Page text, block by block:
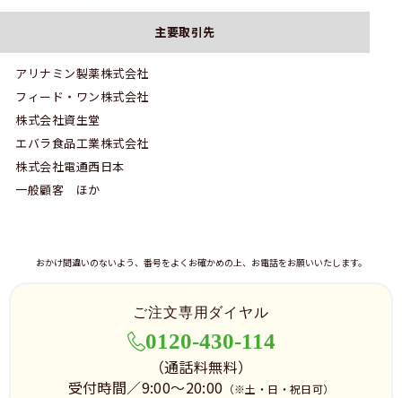
主要取引先
アリナミン製薬株式会社
フィード・ワン株式会社
株式会社資生堂
エバラ食品工業株式会社
株式会社電通西日本
一般顧客 ほか
おかけ間違いのないよう、番号をよくお確かめの上、お電話をお願いいたします。
ご注文専用ダイヤル
0120-430-114
（通話料無料）
受付時間／9:00～20:00 （※土・日・祝日可）